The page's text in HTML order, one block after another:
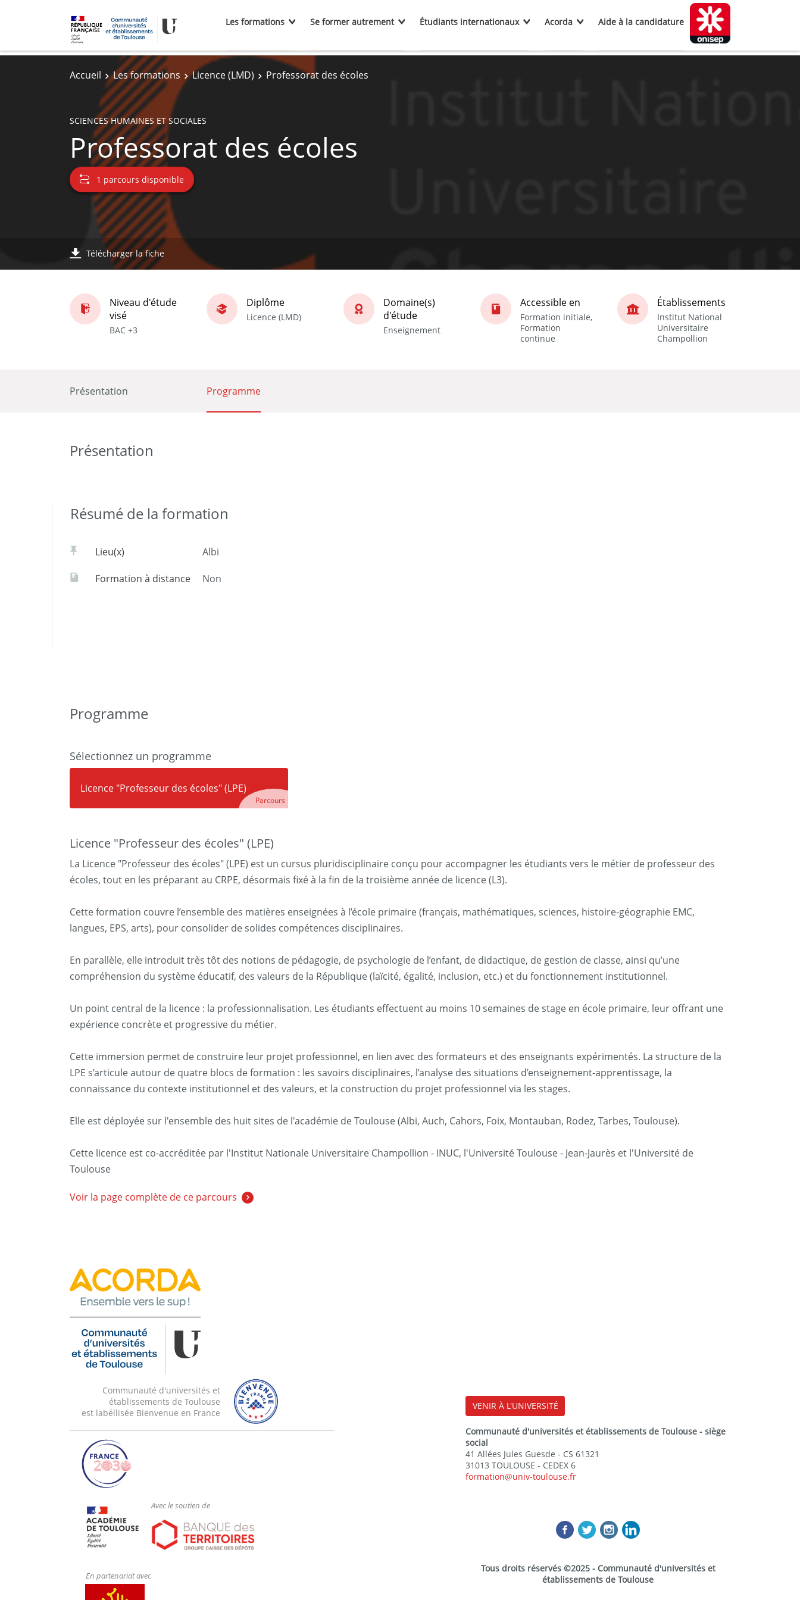
Les formations Se former autrement Étudiants internationaux Acorda Aide à la candidature
Accueil Les formations Licence (LMD) Professorat des écoles
SCIENCES HUMAINES ET SOCIALES
Professorat des écoles
1 parcours disponible
Télécharger la fiche
Niveau d'étude
visé
BAC +3
Diplôme
Licence (LMD)
Domaine(s)
d'étude
Enseignement
Accessible en
Formation initiale,
Formation
continue
Établissements
Institut National
Universitaire
Champollion
Présentation Programme
Présentation
Résumé de la formation
Lieu(x) Albi
Formation à distance Non
Programme
Sélectionnez un programme
Licence "Professeur des écoles" (LPE)
Parcours
Licence "Professeur des écoles" (LPE)
La Licence "Professeur des écoles" (LPE) est un cursus pluridisciplinaire conçu pour accompagner les étudiants vers le métier de professeur des
écoles, tout en les préparant au CRPE, désormais fixé à la fin de la troisième année de licence (L3).
Cette formation couvre l’ensemble des matières enseignées à l’école primaire (français, mathématiques, sciences, histoire-géographie EMC,
langues, EPS, arts), pour consolider de solides compétences disciplinaires.
En parallèle, elle introduit très tôt des notions de pédagogie, de psychologie de l’enfant, de didactique, de gestion de classe, ainsi qu’une
compréhension du système éducatif, des valeurs de la République (laïcité, égalité, inclusion, etc.) et du fonctionnement institutionnel.
Un point central de la licence : la professionnalisation. Les étudiants effectuent au moins 10 semaines de stage en école primaire, leur offrant une
expérience concrète et progressive du métier.
Cette immersion permet de construire leur projet professionnel, en lien avec des formateurs et des enseignants expérimentés. La structure de la
LPE s’articule autour de quatre blocs de formation : les savoirs disciplinaires, l’analyse des situations d’enseignement-apprentissage, la
connaissance du contexte institutionnel et des valeurs, et la construction du projet professionnel via les stages.
Elle est déployée sur l'ensemble des huit sites de l'académie de Toulouse (Albi, Auch, Cahors, Foix, Montauban, Rodez, Tarbes, Toulouse).
Cette licence est co-accréditée par l'Institut Nationale Universitaire Champollion - INUC, l'Université Toulouse - Jean-Jaurès et l'Université de
Toulouse
Voir la page complète de ce parcours
Communauté d'universités et
établissements de Toulouse
est labéllisée Bienvenue en France
Avec le soutien de
En partenariat avec
VENIR À L'UNIVERSITÉ
Communauté d'universités et établissements de Toulouse - siège
social
41 Allées Jules Guesde - CS 61321
31013 TOULOUSE - CEDEX 6
formation@univ-toulouse.fr
Tous droits réservés ©2025 - Communauté d'universités et
établissements de Toulouse